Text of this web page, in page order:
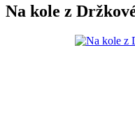
Na kole z